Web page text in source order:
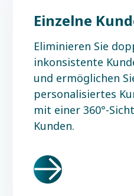
Einzelne
Eliminieren Sie
inkonsistente
und ermöglichen
personalisiertes
mit einer 360°-
Kunden.